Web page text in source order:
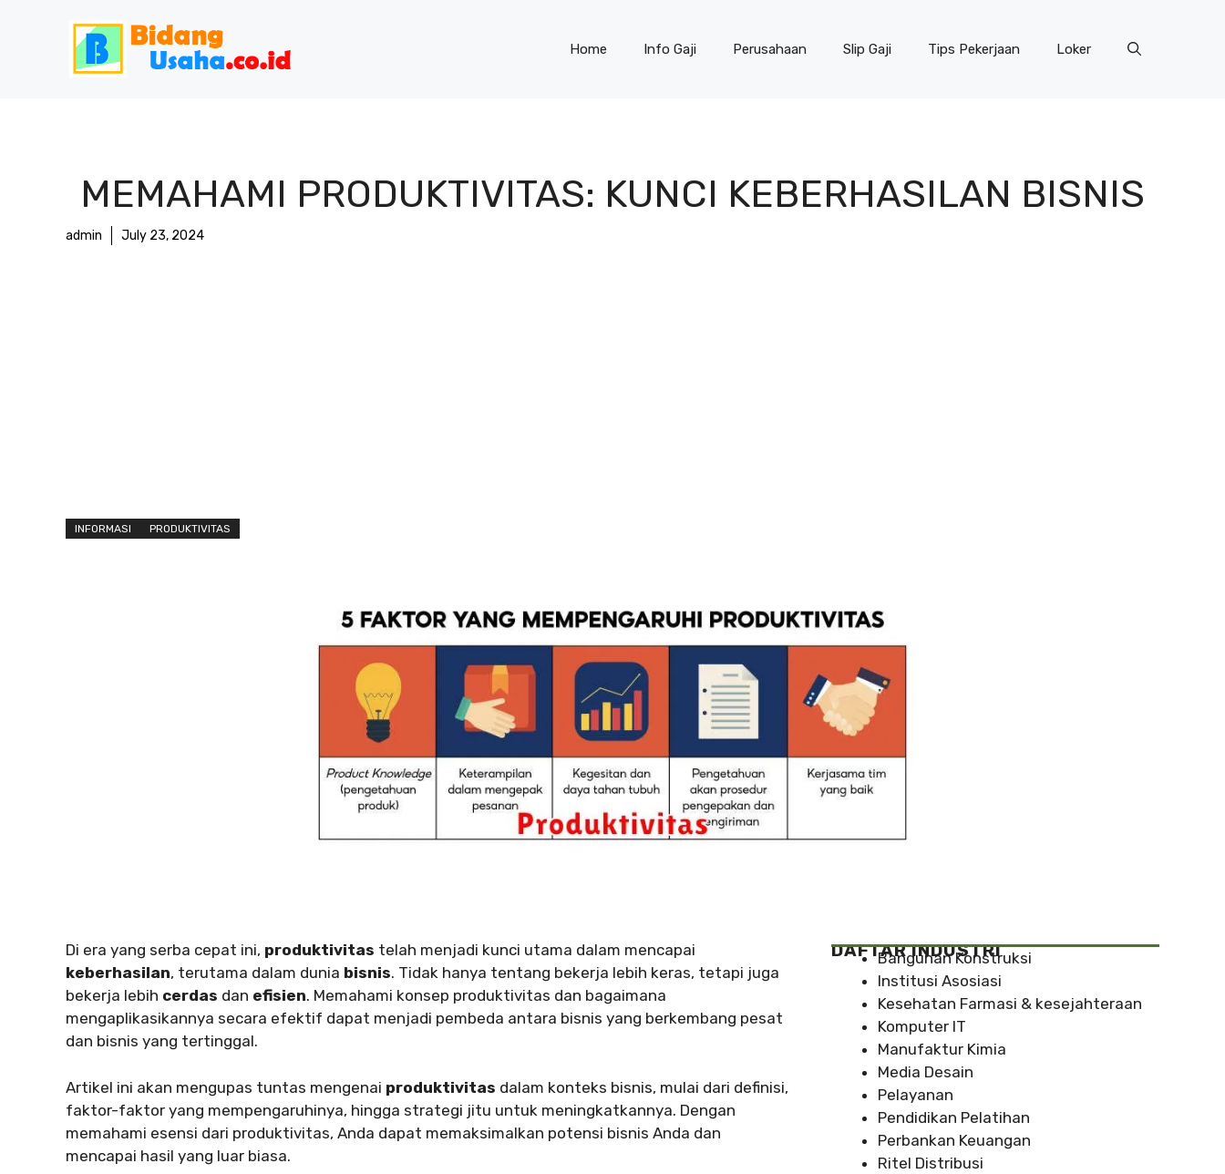
Home Info Gaji Perusahaan Slip Gaji Tips Pekerjaan Loker
MEMAHAMI PRODUKTIVITAS: KUNCI KEBERHASILAN BISNIS
admin July 23, 2024
INFORMASI PRODUKTIVITAS
Di era yang serba cepat ini, produktivitas telah menjadi kunci utama dalam mencapai
keberhasilan, terutama dalam dunia bisnis. Tidak hanya tentang bekerja lebih keras, tetapi juga
bekerja lebih cerdas dan efisien. Memahami konsep produktivitas dan bagaimana
mengaplikasikannya secara efektif dapat menjadi pembeda antara bisnis yang berkembang pesat
dan bisnis yang tertinggal.
Artikel ini akan mengupas tuntas mengenai produktivitas dalam konteks bisnis, mulai dari definisi,
faktor-faktor yang mempengaruhinya, hingga strategi jitu untuk meningkatkannya. Dengan
memahami esensi dari produktivitas, Anda dapat memaksimalkan potensi bisnis Anda dan
mencapai hasil yang luar biasa.
DAFTAR INDUSTRI
Bangunan Konstruksi
Institusi Asosiasi
Kesehatan Farmasi & kesejahteraan
Komputer IT
Manufaktur Kimia
Media Desain
Pelayanan
Pendidikan Pelatihan
Perbankan Keuangan
Ritel Distribusi